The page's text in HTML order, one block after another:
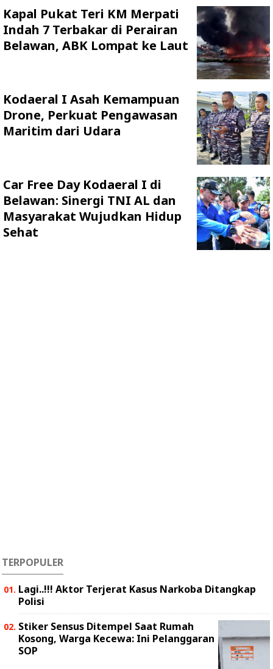
Kapal Pukat Teri KM Merpati
Indah 7 Terbakar di Perairan
Belawan, ABK Lompat ke Laut
Kodaeral I Asah Kemampuan
Drone, Perkuat Pengawasan
Maritim dari Udara
Car Free Day Kodaeral I di
Belawan: Sinergi TNI AL dan
Masyarakat Wujudkan Hidup
Sehat
TERPOPULER
Lagi..!!! Aktor Terjerat Kasus Narkoba Ditangkap
Polisi
Stiker Sensus Ditempel Saat Rumah
Kosong, Warga Kecewa: Ini Pelanggaran
SOP